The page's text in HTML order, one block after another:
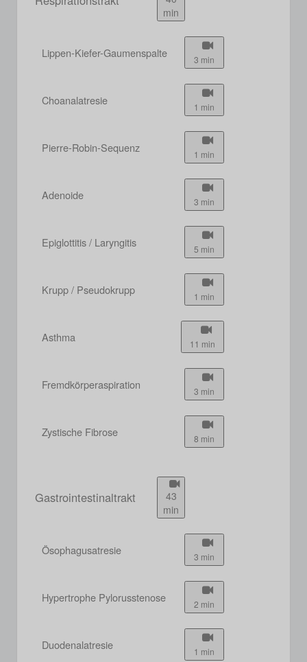
min
Lippen-Kiefer-Gaumenspalte 3 min
Choanalatresie 1 min
Pierre-Robin-Sequenz 1 min
Adenoide 3 min
Epiglottitis / Laryngitis 5 min
Krupp / Pseudokrupp 1 min
Asthma 11 min
Fremdkörperaspiration 3 min
Zystische Fibrose 8 min
Gastrointestinaltrakt
43
min
Ösophagusatresie 3 min
Hypertrophe Pylorusstenose 2 min
Duodenalatresie 1 min